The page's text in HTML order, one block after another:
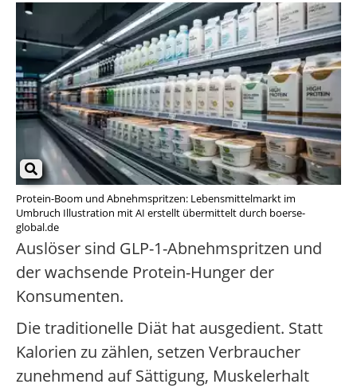
Protein-Boom und Abnehmspritzen: Lebensmittelmarkt im
Umbruch Illustration mit AI erstellt übermittelt durch boerse-
global.de
Auslöser sind GLP-1-Abnehmspritzen und
der wachsende Protein-Hunger der
Konsumenten.
Die traditionelle Diät hat ausgedient. Statt
Kalorien zu zählen, setzen Verbraucher
zunehmend auf Sättigung, Muskelerhalt